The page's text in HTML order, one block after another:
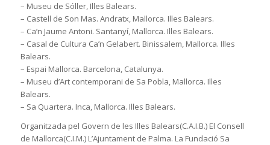
– Museu de Sóller, Illes Balears.
– Castell de Son Mas. Andratx, Mallorca. Illes Balears.
– Ca’n Jaume Antoni. Santanyí, Mallorca. Illes Balears.
– Casal de Cultura Ca’n Gelabert. Binissalem, Mallorca. Illes
Balears.
– Espai Mallorca. Barcelona, Catalunya.
– Museu d’Art contemporani de Sa Pobla, Mallorca. Illes
Balears.
– Sa Quartera. Inca, Mallorca. Illes Balears.
Organitzada pel Govern de les Illes Balears(C.A.I.B.) El Consell
de Mallorca(C.I.M.) L’Ajuntament de Palma. La Fundació Sa